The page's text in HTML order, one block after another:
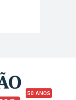
50 ANOS